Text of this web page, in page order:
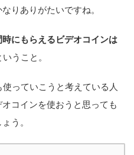
りありがたいですね。
時にもらえるビデオコインは
いうこと。
っていこうと考えている人
コインを使おうと思っても
う。